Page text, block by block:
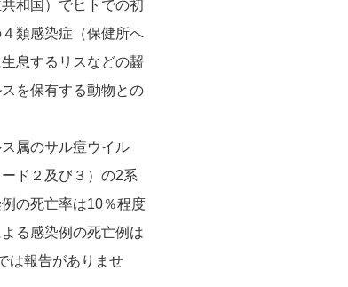
和国）でヒトでの初
類感染症（保健所へ
息するリスなどの齧
を保有する動物との
属のサル痘ウイル
ド２及び３）の2系
の死亡率は10％程度
る感染例の死亡例は
は報告がありませ